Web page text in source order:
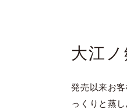
大江
発売以来お
っくりと蒸